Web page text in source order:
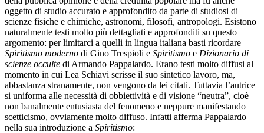
oggetto di studio accurato e approfondito da parte di studiosi di
scienze fisiche e chimiche, astronomi, filosofi, antropologi. Esistono
naturalmente testi molto più dettagliati e approfonditi su questo
argomento: per limitarci a quelli in lingua italiana basti ricordare
Spiritismo moderno di Gino Trespioli e Spiritismo e Dizionario di
scienze occulte di Armando Pappalardo. Erano testi molto diffusi al
momento in cui Lea Schiavi scrisse il suo sintetico lavoro, ma,
abbastanza stranamente, non vengono da lei citati. Tuttavia l’autrice
si uniforma alle necessità di obbiettività e di visione “neutra”, cioè
non banalmente entusiasta del fenomeno e neppure manifestando
scetticismo, ovviamente molto diffuso. Infatti afferma Pappalardo
nella sua introduzione a Spiritismo: